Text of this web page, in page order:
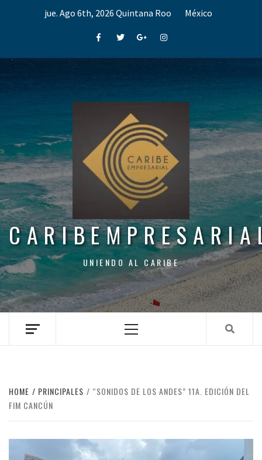
jue. Ago 6th, 2026 Quintana Roo México
FacebookTwitterGoogle+Instagram
UNIENDO AL CARIBE
Menu
HOME PRINCIPALES
“SONIDOS DE LOS ANDES” 11A. EDICIÓN DEL
FIM CANCÚN